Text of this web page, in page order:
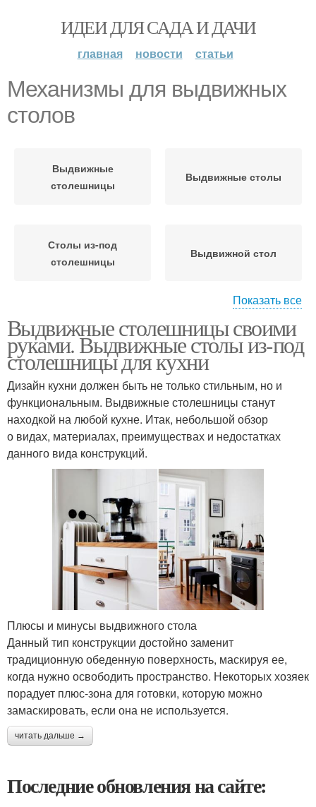
ИДЕИ ДЛЯ САДА И ДАЧИ
главная новости статьи
Механизмы для выдвижных
столов
Выдвижные
столешницы
Выдвижные столы
Столы из-под
столешницы
Выдвижной стол
Кухонный стол Выдвижная столешница
Стол для кухонной
комнаты
Стол на кухне
Показать все
Выдвижные столешницы своими
руками. Выдвижные столы из-под
столешницы для кухни
Дизайн кухни должен быть не только стильным, но и
функциональным. Выдвижные столешницы станут
находкой на любой кухне. Итак, небольшой обзор
о видах, материалах, преимуществах и недостатках
данного вида конструкций.
Плюсы и минусы выдвижного стола
Данный тип конструкции достойно заменит
традиционную обеденную поверхность, маскируя ее,
когда нужно освободить пространство. Некоторых хозяек
порадует плюс-зона для готовки, которую можно
замаскировать, если она не используется.
читать дальше →
Последние обновления на сайте: